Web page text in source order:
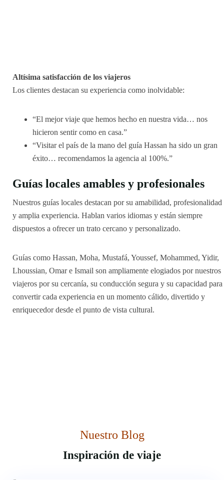
Altísima satisfacción de los viajeros
Los clientes destacan su experiencia como inolvidable:
“El mejor viaje que hemos hecho en nuestra vida… nos
hicieron sentir como en casa.”
“Visitar el país de la mano del guía Hassan ha sido un gran
éxito… recomendamos la agencia al 100%.”
Guías locales amables y profesionales
Nuestros guías locales destacan por su amabilidad, profesionalidad
y amplia experiencia. Hablan varios idiomas y están siempre
dispuestos a ofrecer un trato cercano y personalizado.
Guías como Hassan, Moha, Mustafá, Youssef, Mohammed, Yidir,
Lhoussian, Omar e Ismail son ampliamente elogiados por nuestros
viajeros por su cercanía, su conducción segura y su capacidad para
convertir cada experiencia en un momento cálido, divertido y
enriquecedor desde el punto de vista cultural.
Nuestro Blog
Inspiración de viaje